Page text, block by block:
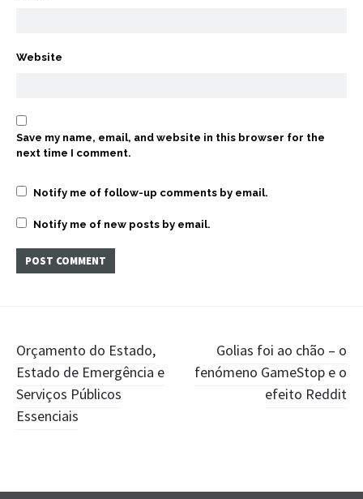
Website
Save my name, email, and website in this browser for the
next time I comment.
Notify me of follow-up comments by email.
Notify me of new posts by email.
Post
navigation
Orçamento do Estado,
Estado de Emergência e
Serviços Públicos
Essenciais
Golias foi ao chão – o
fenómeno GameStop e o
efeito Reddit